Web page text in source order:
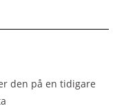
den på en tidigare